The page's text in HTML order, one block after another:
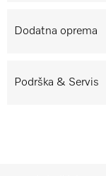
Dodatna oprema
Podrška & Servis